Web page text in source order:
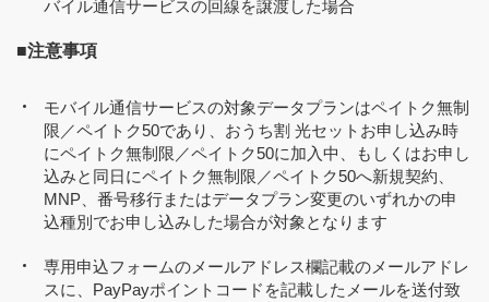
バイル通信サービスの回線を譲渡した場合
■注意事項
モバイル通信サービスの対象データプランはペイトク無制
限／ペイトク50であり、おうち割 光セットお申し込み時
にペイトク無制限／ペイトク50に加入中、もしくはお申し
込みと同日にペイトク無制限／ペイトク50へ新規契約、
MNP、番号移行またはデータプラン変更のいずれかの申
込種別でお申し込みした場合が対象となります
専用申込フォームのメールアドレス欄記載のメールアドレ
スに、PayPayポイントコードを記載したメールを送付致